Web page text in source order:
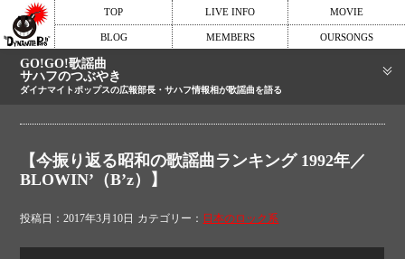
TOP LIVE INFO MOVIE
BLOG MEMBERS OURSONGS
GO!GO!歌謡曲
サハフのつぶやき
ダイナマイトポップスの広報部長・サハフ情報相が歌謡曲を語る
【今振り返る昭和の歌謡曲ランキング 1992年／
BLOWIN’（B’z）】
投稿日：2017年3月10日 カテゴリー： 日本のロック系